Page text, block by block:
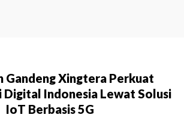
Gandeng Xingtera Perkuat
Digital Indonesia Lewat Solusi
IoT Berbasis 5G